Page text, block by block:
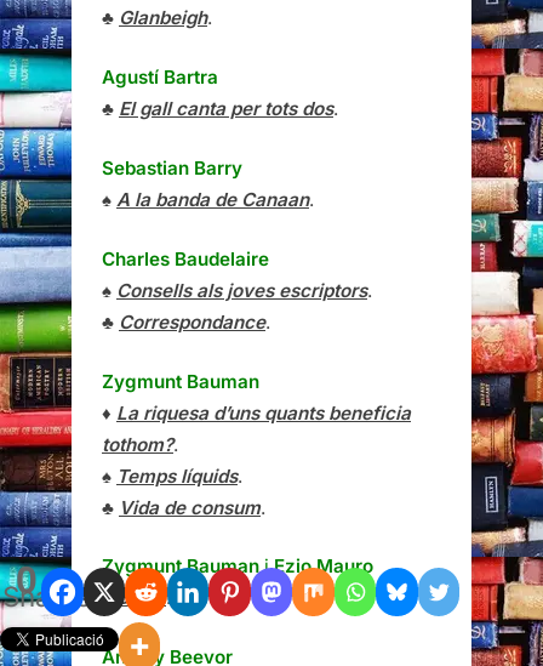
0
Shares
♣ Glanbeigh.
Agustí Bartra
♣ El gall canta per tots dos.
Sebastian Barry
♠ A la banda de Canaan.
Charles Baudelaire
♠ Consells als joves escriptors.
♣ Correspondance.
Zygmunt Bauman
♦ La riquesa d’uns quants beneficia
tothom?.
♠ Temps líquids.
♣ Vida de consum.
Zygmunt BaumaniEzio Mauro
♠ Babel.
Antony Beevor